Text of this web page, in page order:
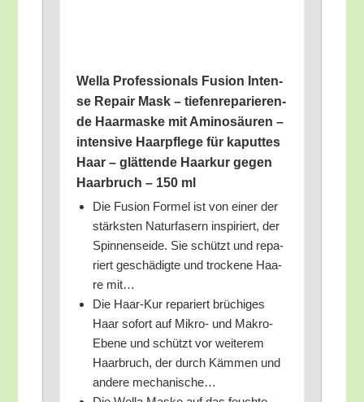
Wel­la Pro­fes­sio­nals Fusi­on Inten­
se Repair Mask – tie­fen­re­pa­rie­ren­
de Haar­mas­ke mit Ami­no­säu­ren –
inten­si­ve Haar­pfle­ge für kaput­tes
Haar – glät­ten­de Haar­kur gegen
Haar­bruch – 150 ml
Die Fusi­on For­mel ist von einer der
stärks­ten Natur­fa­sern inspi­riert, der
Spin­nen­sei­de. Sie schützt und repa­
riert geschä­dig­te und tro­cke­ne Haa­
re mit…
Die Haar-Kur repa­riert brü­chi­ges
Haar sofort auf Mikro- und Makro-
Ebe­ne und schützt vor wei­te­rem
Haar­bruch, der durch Käm­men und
ande­re mechanische…